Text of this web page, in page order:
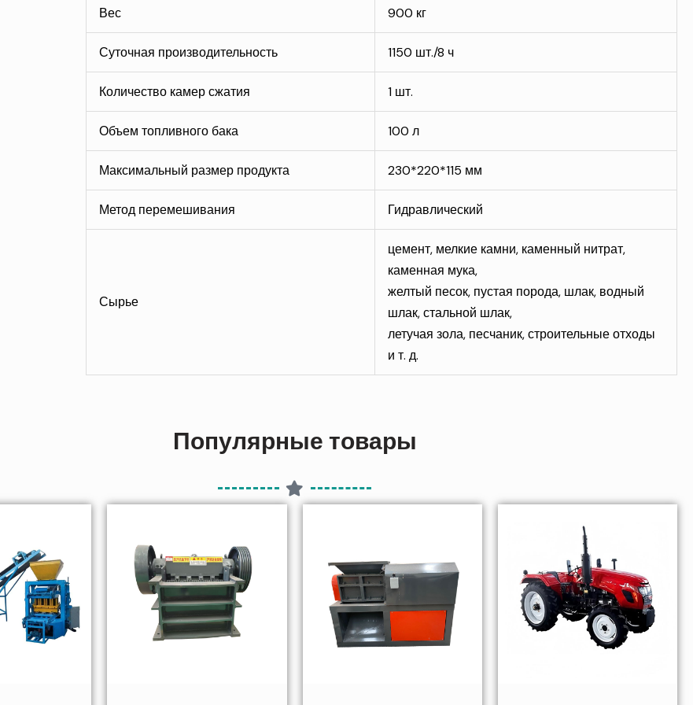
Вес 900 кг
Суточная производительность 1150 шт./8 ч
Количество камер сжатия 1 шт.
Объем топливного бака 100 л
Максимальный размер продукта 230*220*115 мм
Метод перемешивания Гидравлический
Сырье
цемент, мелкие камни, каменный нитрат,
каменная мука,
желтый песок, пустая порода, шлак, водный
шлак, стальной шлак,
летучая зола, песчаник, строительные отходы
и т. д.
Популярные товары